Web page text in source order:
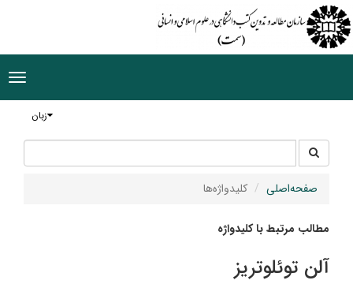
زبان
جستجو
در
سایت
صفحه‌اصلی کلیدواژه‌ها
مطالب مرتبط با کلیدواژه
آلن توئلوتریز